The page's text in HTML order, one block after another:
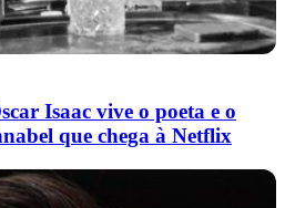
Isaac vive o poeta e o
que chega à Netflix